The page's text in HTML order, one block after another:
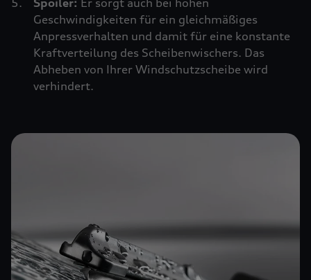
Spoiler: Er sorgt auch bei hohen
Geschwindigkeiten für ein gleichmäßiges
Anpressverhalten und damit für eine konstante
Kraftverteilung des Scheibenwischers. Das
Abheben von Ihrer Windschutzscheibe wird
verhindert.